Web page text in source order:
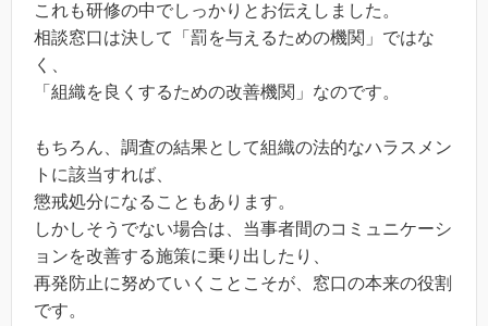
これも研修の中でしっかりとお伝えしました。
相談窓口は決して「罰を与えるための機関」ではな
く、
「組織を良くするための改善機関」なのです。
もちろん、調査の結果として組織の法的なハラスメン
トに該当すれば、
懲戒処分になることもあります。
しかしそうでない場合は、当事者間のコミュニケーシ
ョンを改善する施策に乗り出したり、
再発防止に努めていくことこそが、窓口の本来の役割
です。